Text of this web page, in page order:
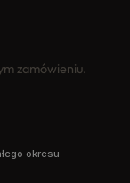
zamówieniu.